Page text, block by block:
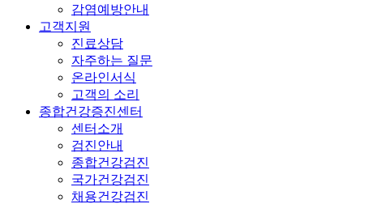
감염예방안내
고객지원
진료상담
자주하는 질문
온라인서식
고객의 소리
종합건강증진센터
센터소개
검진안내
종합건강검진
국가건강검진
채용건강검진